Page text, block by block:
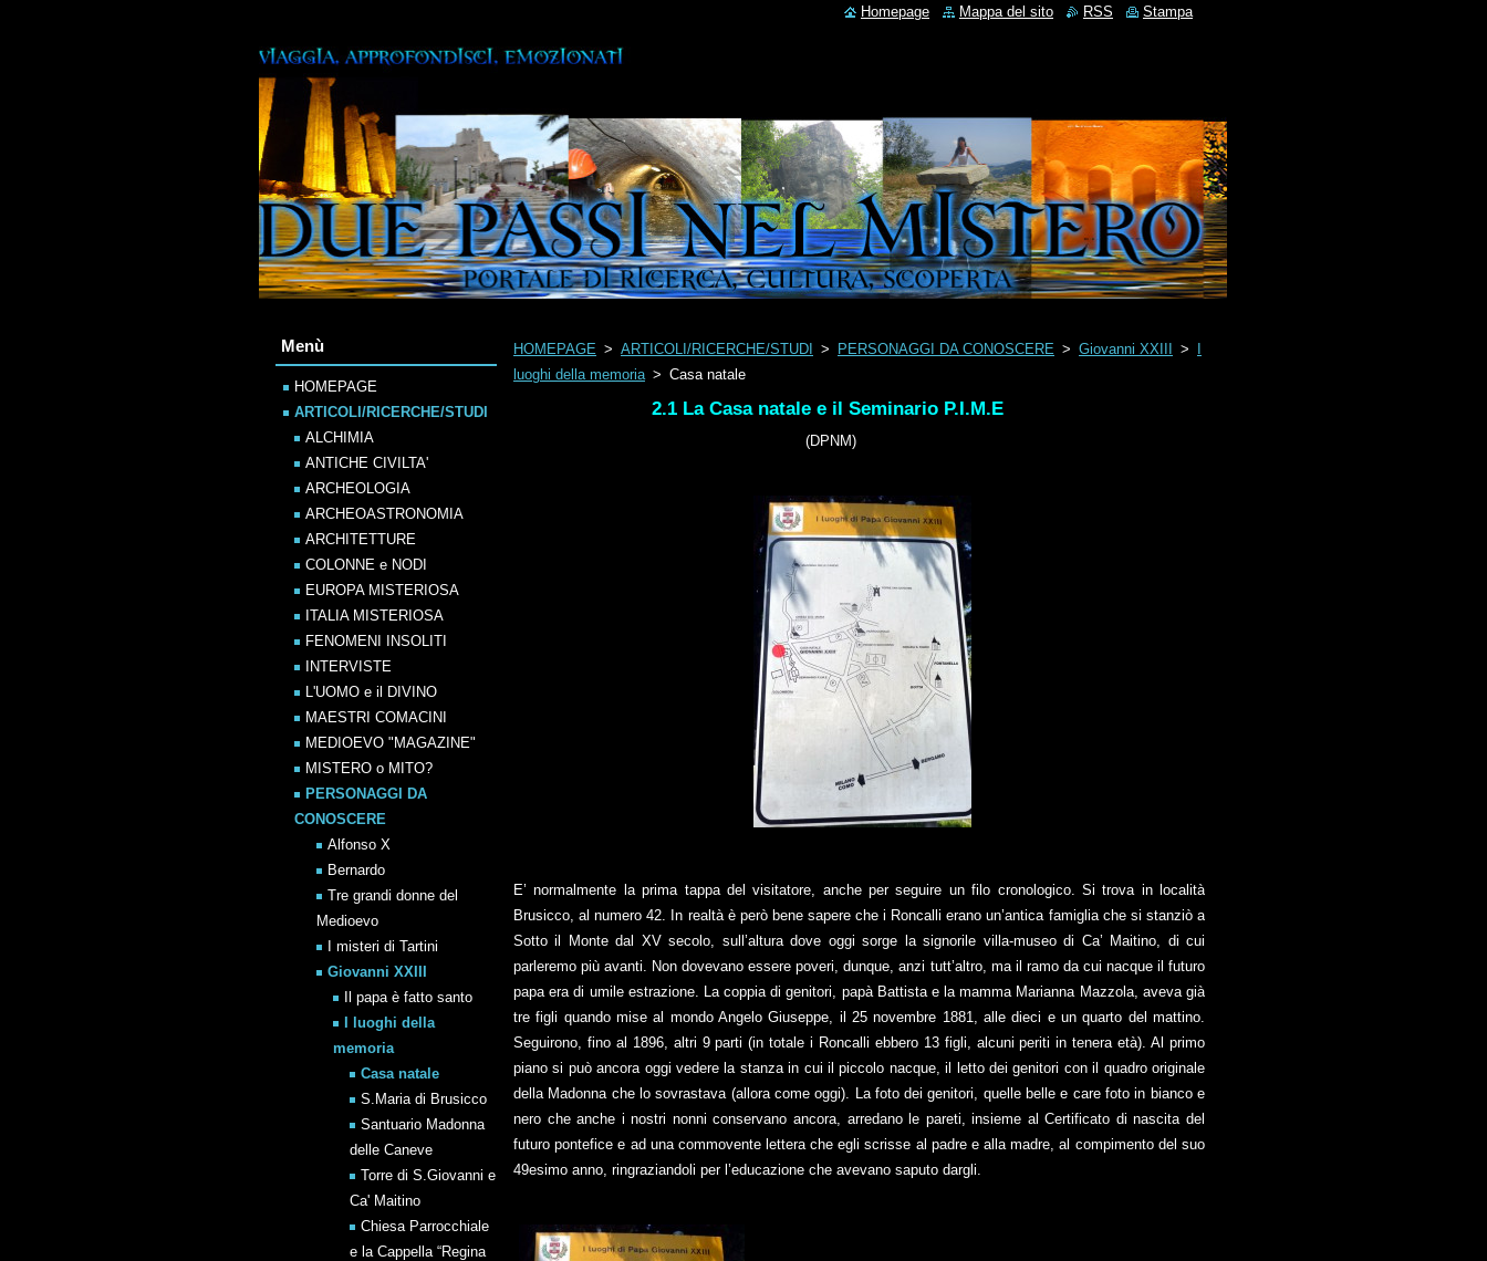
HOMEPAGE > ARTICOLI/RICERCHE/STUDI > PERSONAGGI DA CONOSCERE > Giovanni XXIII >
luoghi della memoria > Casa natale
2.1 La Casa natale e il Seminario P.I.M.E
(DPNM)
E’ normalmente la prima tappa del visitatore, anche per seguire un filo cronologico. Si trova in località
Brusicco, al numero 42. In realtà è però bene sapere che i Roncalli erano un’antica famiglia che si stanziò a
Sotto il Monte dal XV secolo, sull’altura dove oggi sorge la signorile villa-museo di Ca’ Maitino, di cui
parleremo più avanti. Non dovevano essere poveri, dunque, anzi tutt’altro, ma il ramo da cui nacque il futuro
papa era di umile estrazione. La coppia di genitori, papà Battista e la mamma Marianna Mazzola, aveva già
tre figli quando mise al mondo Angelo Giuseppe, il 25 novembre 1881, alle dieci e un quarto del mattino.
Seguirono, fino al 1896, altri 9 parti (in totale i Roncalli ebbero 13 figli, alcuni periti in tenera età). Al primo
piano si può ancora oggi vedere la stanza in cui il piccolo nacque, il letto dei genitori con il quadro originale
della Madonna che lo sovrastava (allora come oggi). La foto dei genitori, quelle belle e care foto in bianco e
nero che anche i nostri nonni conservano ancora, arredano le pareti, insieme al Certificato di nascita del
futuro pontefice e ad una commovente lettera che egli scrisse al padre e alla madre, al compimento del suo
49esimo anno, ringraziandoli per l’educazione che avevano saputo dargli.
Menù
HOMEPAGE
ARTICOLI/RICERCHE/STUDI
ALCHIMIA
ANTICHE CIVILTA'
ARCHEOLOGIA
ARCHEOASTRONOMIA
ARCHITETTURE
COLONNE e NODI
EUROPA MISTERIOSA
ITALIA MISTERIOSA
FENOMENI INSOLITI
INTERVISTE
L'UOMO e il DIVINO
MAESTRI COMACINI
MEDIOEVO "MAGAZINE"
MISTERO o MITO?
PERSONAGGI DA
CONOSCERE
Alfonso X
Bernardo
Tre grandi donne del
Medioevo
I misteri di Tartini
Giovanni XXIII
Il papa è fatto santo
I luoghi della
memoria
Casa natale
S.Maria di Brusicco
Santuario Madonna
delle Caneve
Torre di S.Giovanni e
Ca' Maitino
Chiesa Parrocchiale
e la Cappella “Regina
Homepage Mappa del sito RSS Stampa